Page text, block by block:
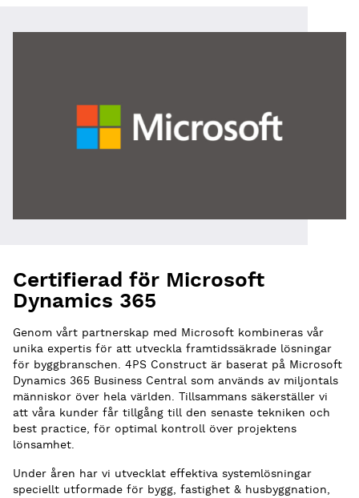
Certifierad för Microsoft
Dynamics 365
Genom vårt partnerskap med Microsoft kombineras vår
unika expertis för att utveckla framtidssäkrade lösningar
för byggbranschen. 4PS Construct är baserat på Microsoft
Dynamics 365 Business Central som används av miljontals
människor över hela världen. Tillsammans säkerställer vi
att våra kunder får tillgång till den senaste tekniken och
best practice, för optimal kontroll över projektens
lönsamhet.
Under åren har vi utvecklat effektiva systemlösningar
speciellt utformade för bygg, fastighet & husbyggnation,